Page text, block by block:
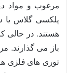
مرغوب و مواد
پلکسی گلاس یا
هستند. در حالی
باز می گذارند.
توری های فلزی